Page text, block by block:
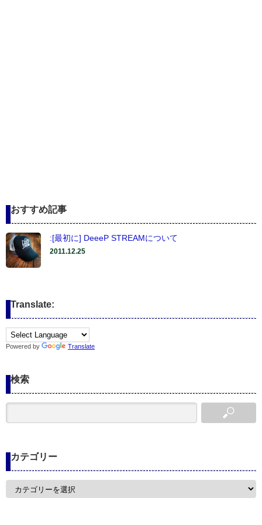
おすすめ記事
:[最初に] DeeeP STREAMについて
2011.12.25
Translate:
Powered by Translate
検索
カテゴリー
カ